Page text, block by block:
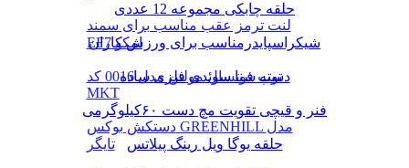
لنت ترمز عقب مناسب برای سمند
EF7 امکو
توپ فوتسال مولتن مدل 0016 کد
MKT
دستکش بوکس GREENHILL مدل
تایگر
حلقه چابکی مجموعه 12 عددی
شیکراسپایدرمناسب برای ورزش کاران
دسته شنا سوئدی فلزی ساده
فنر و قیچی تقویت مچ دست ۶۰کیلوگرمی
حلقه یوگا ویل رینگ پیلاتس